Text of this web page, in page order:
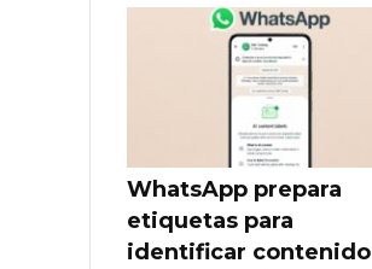
WhatsApp prepara
etiquetas para
identificar contenido